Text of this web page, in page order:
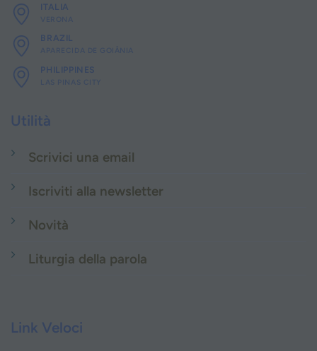
ITALIA
VERONA
BRAZIL
APARECIDA DE GOIÂNIA
PHILIPPINES
LAS PINAS CITY
Utilità
Scrivici una email
Iscriviti alla newsletter
Novità
Liturgia della parola
Link Veloci